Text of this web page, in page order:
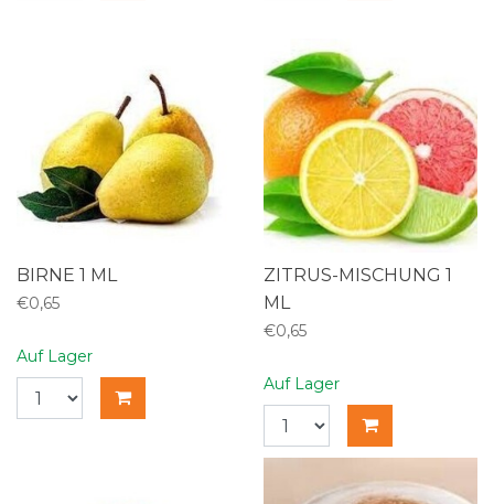
BIRNE 1 ML
€0,65
Auf Lager
ZITRUS-MISCHUNG 1
ML
€0,65
Auf Lager